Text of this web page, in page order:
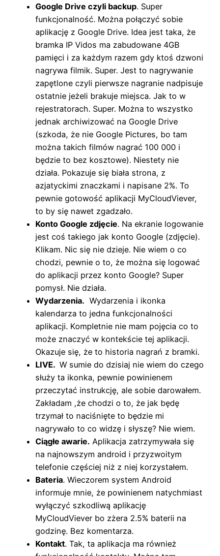
Google Drive czyli backup. Super
funkcjonalność. Można połączyć sobie
aplikację z Google Drive. Idea jest taka, że
bramka IP Vidos ma zabudowane 4GB
pamięci i za każdym razem gdy ktoś dzwoni
nagrywa filmik. Super. Jest to nagrywanie
zapętlone czyli pierwsze nagranie nadpisuje
ostatnie jeżeli brakuje miejsca. Jak to w
rejestratorach. Super. Można to wszystko
jednak archiwizować na Google Drive
(szkoda, że nie Google Pictures, bo tam
można takich filmów nagrać 100 000 i
będzie to bez kosztowe). Niestety nie
działa. Pokazuje się biała strona, z
azjatyckimi znaczkami i napisane 2%. To
pewnie gotowość aplikacji MyCloudViever,
to by się nawet zgadzało.
Konto Google zdjęcie. Na ekranie logowanie
jest coś takiego jak konto Google (zdjęcie).
Klikam. Nic się nie dzieje. Nie wiem o co
chodzi, pewnie o to, że można się logować
do aplikacji przez konto Google? Super
pomysł. Nie działa.
Wydarzenia. Wydarzenia i ikonka
kalendarza to jedna funkcjonalności
aplikacji. Kompletnie nie mam pojęcia co to
może znaczyć w kontekście tej aplikacji.
Okazuje się, że to historia nagrań z bramki.
LIVE. W sumie do dzisiaj nie wiem do czego
służy ta ikonka, pewnie powinienem
przeczytać instrukcję, ale sobie darowałem.
Zakładam ,że chodzi o to, że jak będę
trzymał to naciśnięte to będzie mi
nagrywało to co widzę i słyszę? Nie wiem.
Ciągłe awarie. Aplikacja zatrzymywała się
na najnowszym android i przyzwoitym
telefonie częściej niż z niej korzystałem.
Bateria. Wieczorem system Android
informuje mnie, że powinienem natychmiast
wyłączyć szkodliwą aplikację
MyCloudViever bo zżera 2.5% baterii na
godzinę. Bez komentarza.
Kontakt. Tak, ta aplikacja ma również